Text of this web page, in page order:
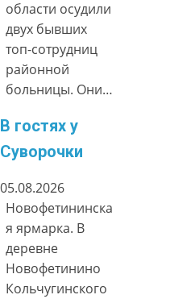
области осудили
двух бывших
топ-сотрудниц
районной
больницы. Они…
В гостях у
Суворочки
05.08.2026
Новофетининска
я ярмарка. В
деревне
Новофетинино
Кольчугинского